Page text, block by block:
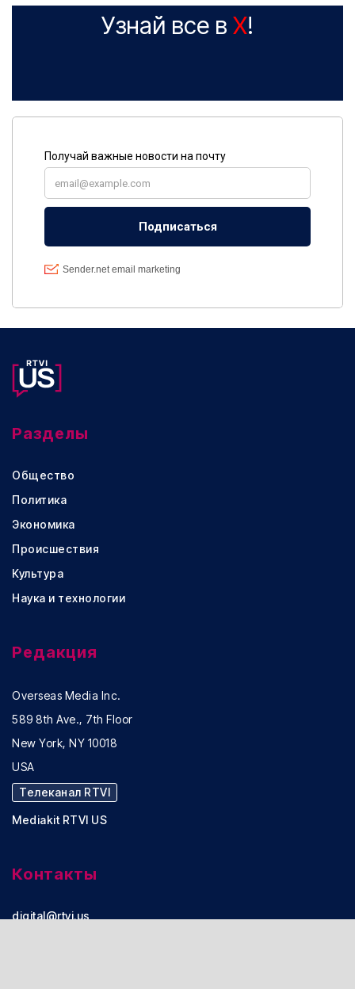
Узнай все в X!
Разделы
Общество
Политика
Экономика
Происшествия
Культура
Наука и технологии
Редакция
Overseas Media Inc.
589 8th Ave., 7th Floor
New York, NY 10018
USA
Телеканал RTVI
Mediakit RTVI US
Контакты
digital@rtvi.us